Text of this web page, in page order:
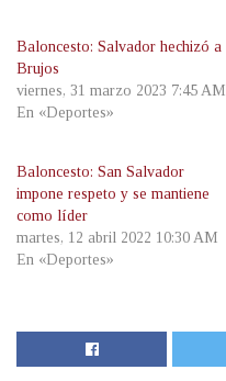
Baloncesto: Salvador hechizó a
Brujos
viernes, 31 marzo 2023 7:45 AM
En «Deportes»
Baloncesto: San Salvador
impone respeto y se mantiene
como líder
martes, 12 abril 2022 10:30 AM
En «Deportes»